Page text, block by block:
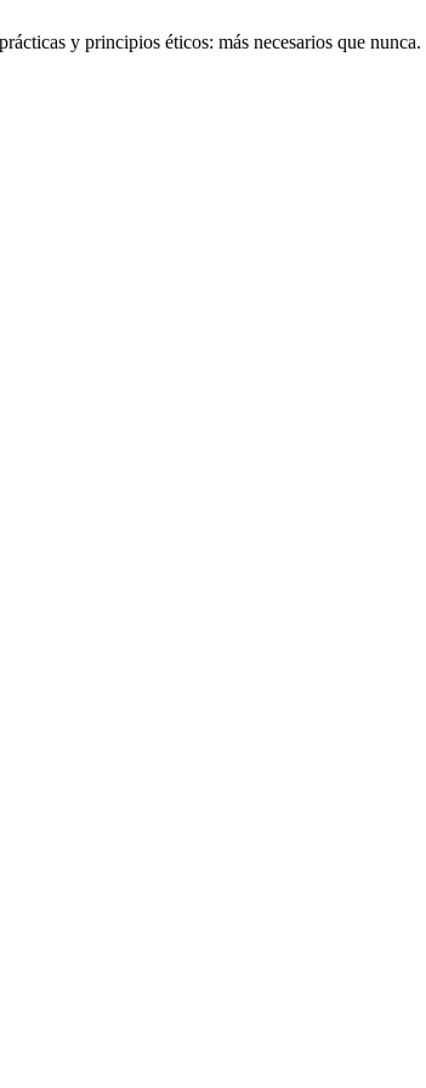
y principios éticos: más necesarios que nunca.